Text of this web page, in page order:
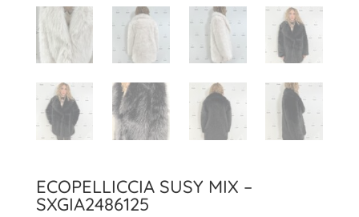
ECOPELLICCIA SUSY MIX –
SXGIA2486125